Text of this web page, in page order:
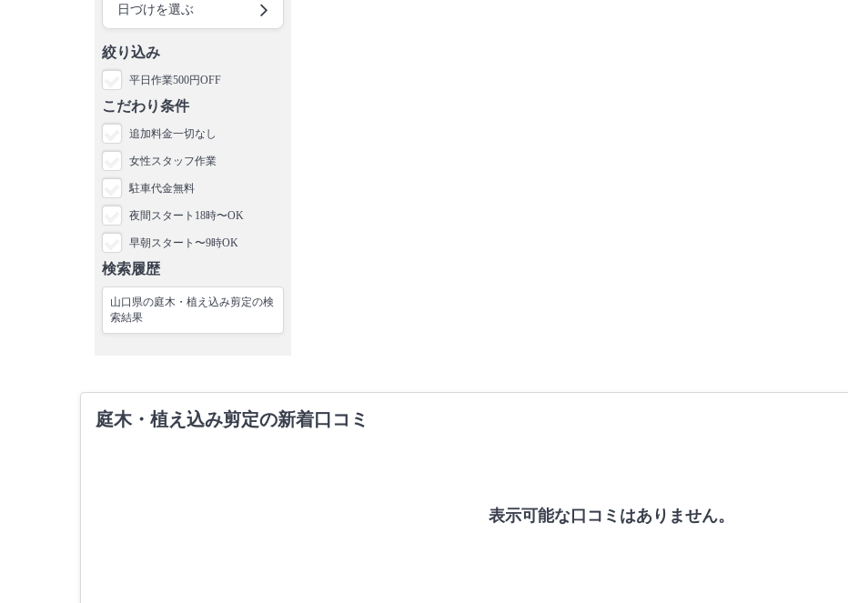
日づけを選ぶ
絞り込み
平日作業500円OFF
こだわり条件
追加料金一切なし
女性スタッフ作業
駐車代金無料
夜間スタート18時〜OK
早朝スタート〜9時OK
検索履歴
山口県の庭木・植え込み剪定の検
索結果
庭木・植え込み剪定の新着口コミ
表示可能な口コミはありません。